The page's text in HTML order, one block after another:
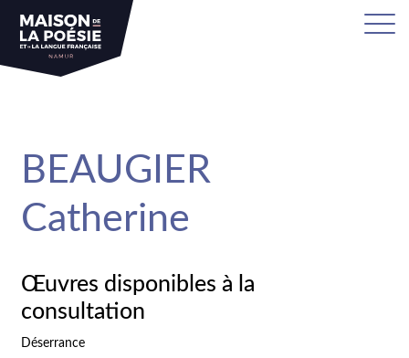
BEAUGIER
Catherine
Œuvres disponibles à la
consultation
Déserrance